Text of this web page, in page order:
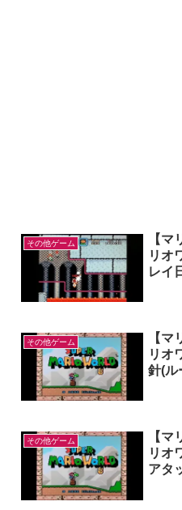
その他ゲーム
【
リオ
レイ
その他ゲーム
【
リオ
針(ル
その他ゲーム
【
リオ
アタ